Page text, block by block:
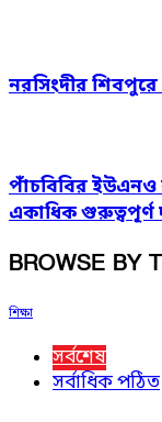
নরসিংদীর
পাঁচবিবির ইউএনও
একাধিক গুরুত্বপূর্ণ
BROWSE BY
শিক্ষা
সর্বশেষ
সর্বাধিক পঠিত